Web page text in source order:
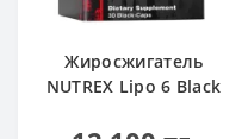
Жиросжигатель
NUTREX Lipo 6 Black